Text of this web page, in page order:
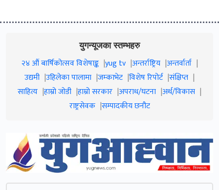
युगन्यूजका स्तम्भहरु
२४ औं बार्षिकोत्सव विशेषाङ्क yug tv अन्तर्राष्ट्रिय अन्तर्वार्ता
उद्यमी उहिलेका पालामा जम्काभेट विशेष रिपोर्ट संक्षिप्त
साहित्य हाम्रो जाेडी हाम्रो सरकार अपराध/घटना अर्थ/विकास
राष्ट्रसेवक सम्पादकीय छनौट